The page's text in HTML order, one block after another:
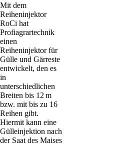
Mit dem
Reiheninjektor
RoCi hat
Profiagrartechnik
einen
Reiheninjektor für
Gülle und Gärreste
entwickelt, den es
in
unterschiedlichen
Breiten bis 12 m
bzw. mit bis zu 16
Reihen gibt.
Hiermit kann eine
Gülleinjektion nach
der Saat des Maises